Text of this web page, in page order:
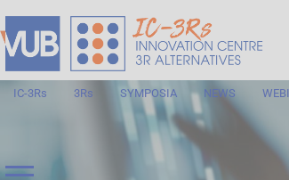
IC-3Rs 3Rs SYMPOSIA NEWS